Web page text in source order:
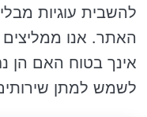
להשבית עוגיות
האתר. אנו
אינך בטוח האם הן
לשמש למתן